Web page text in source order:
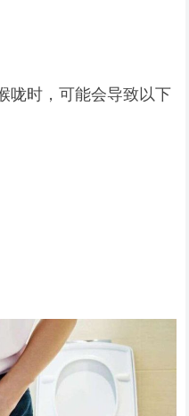
咙时，可能会导致以下